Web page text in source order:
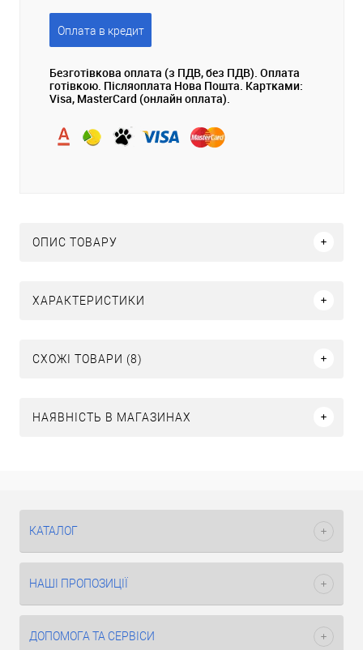
Оплата в кредит
Безготівкова оплата (з ПДВ, без ПДВ). Оплата
готівкою. Післяоплата Нова Пошта. Картками:
Visa, MasterCard (онлайн оплата).
ОПИС ТОВАРУ
ХАРАКТЕРИСТИКИ
СХОЖІ ТОВАРИ (8)
НАЯВНІСТЬ В МАГАЗИНАХ
КАТАЛОГ
НАШІ ПРОПОЗИЦІЇ
ДОПОМОГА ТА СЕРВІСИ